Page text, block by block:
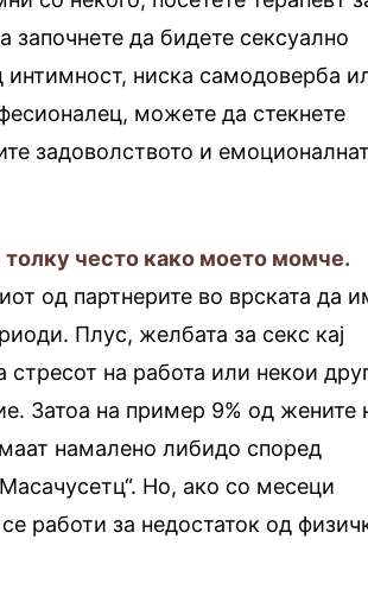
започнете да бидете сексуално
ниска самодоверба
можете да стекнете
задоволството и
често како моето момче.
од партнерите во врската да
Плус, желбата за секс кај
на работа или некои
Затоа на пример 9% од жените
намалено либидо според
Но, ако со месеци
работи за недостаток од